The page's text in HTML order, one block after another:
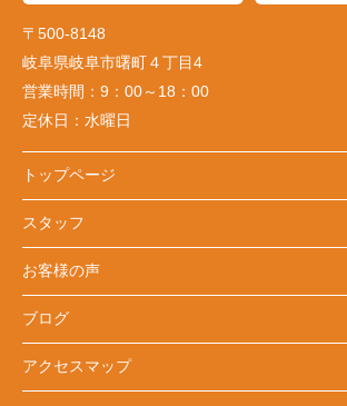
〒500-8148
岐阜県岐阜市曙町４丁目4
営業時間： 9：00～18：00
定休日： 水曜日
トップページ
スタッフ
お客様の声
ブログ
アクセスマップ